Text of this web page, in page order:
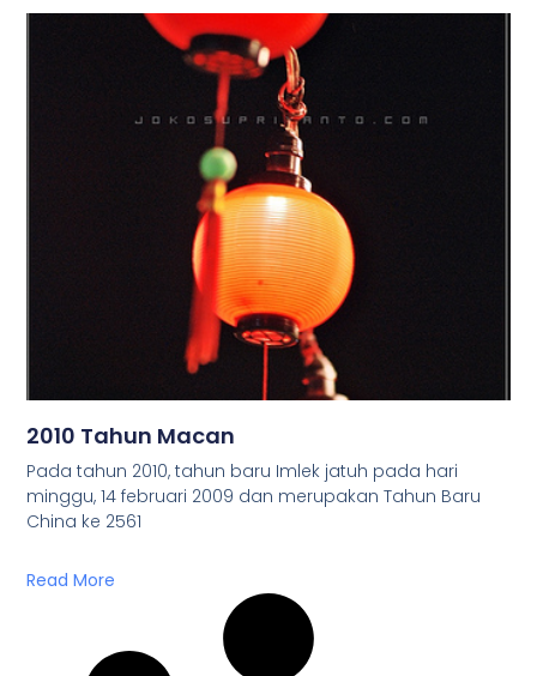
2010 Tahun Macan
Pada tahun 2010, tahun baru Imlek jatuh pada hari
minggu, 14 februari 2009 dan merupakan Tahun Baru
China ke 2561
Read More